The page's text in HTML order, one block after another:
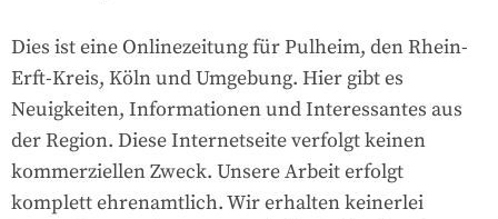
Dies ist eine Onlinezeitung für Pulheim, den Rhein-
Erft-Kreis, Köln und Umgebung. Hier gibt es
Neuigkeiten, Informationen und Interessantes aus
der Region. Diese Internetseite verfolgt keinen
kommerziellen Zweck. Unsere Arbeit erfolgt
komplett ehrenamtlich. Wir erhalten keinerlei